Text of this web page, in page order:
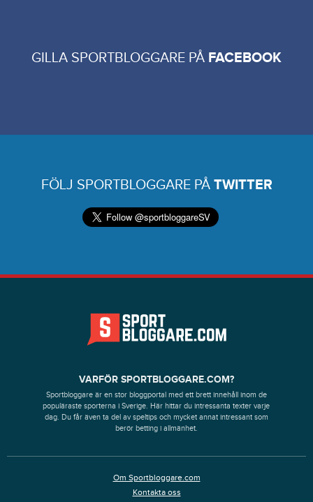
GILLA SPORTBLOGGARE PÅ FACEBOOK
FÖLJ SPORTBLOGGARE PÅ TWITTER
VARFÖR SPORTBLOGGARE.COM?
Sportbloggare är en stor bloggportal med ett brett innehåll inom de
populäraste sporterna i Sverige. Här hittar du intressanta texter varje
dag. Du får även ta del av speltips och mycket annat intressant som
berör betting i allmänhet.
Om Sportbloggare.com
Kontakta oss